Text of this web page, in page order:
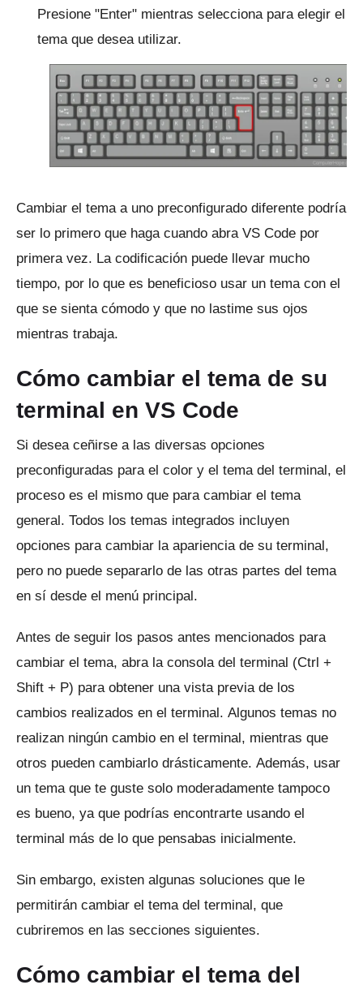
Presione "Enter" mientras selecciona para elegir el
tema que desea utilizar.
Cambiar el tema a uno preconfigurado diferente podría
ser lo primero que haga cuando abra VS Code por
primera vez. La codificación puede llevar mucho
tiempo, por lo que es beneficioso usar un tema con el
que se sienta cómodo y que no lastime sus ojos
mientras trabaja.
Cómo cambiar el tema de su
terminal en VS Code
Si desea ceñirse a las diversas opciones
preconfiguradas para el color y el tema del terminal, el
proceso es el mismo que para cambiar el tema
general. Todos los temas integrados incluyen
opciones para cambiar la apariencia de su terminal,
pero no puede separarlo de las otras partes del tema
en sí desde el menú principal.
Antes de seguir los pasos antes mencionados para
cambiar el tema, abra la consola del terminal (Ctrl +
Shift + P) para obtener una vista previa de los
cambios realizados en el terminal. Algunos temas no
realizan ningún cambio en el terminal, mientras que
otros pueden cambiarlo drásticamente. Además, usar
un tema que te guste solo moderadamente tampoco
es bueno, ya que podrías encontrarte usando el
terminal más de lo que pensabas inicialmente.
Sin embargo, existen algunas soluciones que le
permitirán cambiar el tema del terminal, que
cubriremos en las secciones siguientes.
Cómo cambiar el tema del